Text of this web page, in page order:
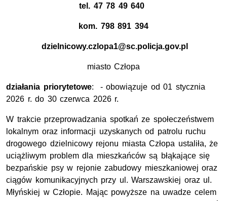
tel. 47 78 49 640
kom. 798 891 394
dzielnicowy.czlopa1@sc.policja.gov.pl
miasto Człopa
działania priorytetowe: - obowiązuje od 01 stycznia
2026 r. do 30 czerwca 2026 r.
W trakcie przeprowadzania spotkań ze społeczeństwem
lokalnym oraz informacji uzyskanych od patrolu ruchu
drogowego dzielnicowy rejonu miasta Człopa ustaliła, że
uciążliwym problem dla mieszkańców są błąkające się
bezpańskie psy w rejonie zabudowy mieszkaniowej oraz
ciągów komunikacyjnych przy ul. Warszawskiej oraz ul.
Młyńskiej w Człopie. Mając powyższe na uwadze celem